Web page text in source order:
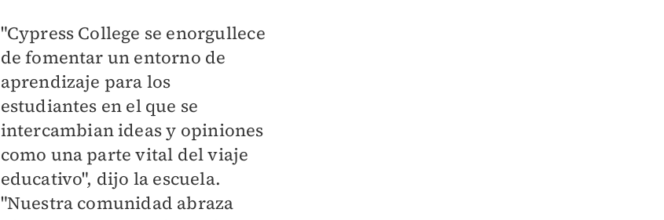
"Cypress College se enorgullece
de fomentar un entorno de
aprendizaje para los
estudiantes en el que se
intercambian ideas y opiniones
como una parte vital del viaje
educativo", dijo la escuela.
"Nuestra comunidad abraza